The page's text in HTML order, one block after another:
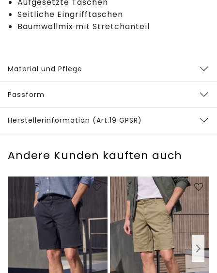
Aufgesetzte Taschen
Seitliche Eingrifftaschen
Baumwollmix mit Stretchanteil
Material und Pflege
Passform
Herstellerinformation (Art.19 GPSR)
Andere Kunden kauften auch